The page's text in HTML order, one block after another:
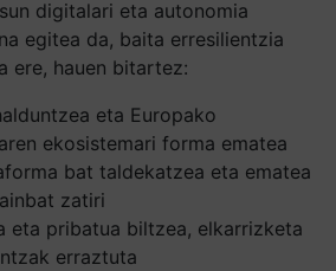
digitalari eta autonomia
egitea da, baita erresilientzia
ere, hauen bitartez:
eta Europako
ekosistemari forma ematea
bat taldekatzea eta ematea
zatiri
eta pribatua biltzea, elkarrizketa
erraztuta